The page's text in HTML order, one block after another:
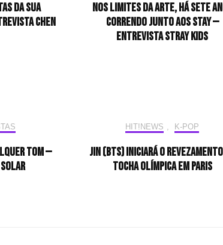
da sua
CHEN
Nos limites da arte, há sete
correndo junto aos STAY —
Entrevista Stray Kids
tom —
HIT!NEWS , K-POP
Jin (BTS) iniciará o
tocha olímpica em Paris